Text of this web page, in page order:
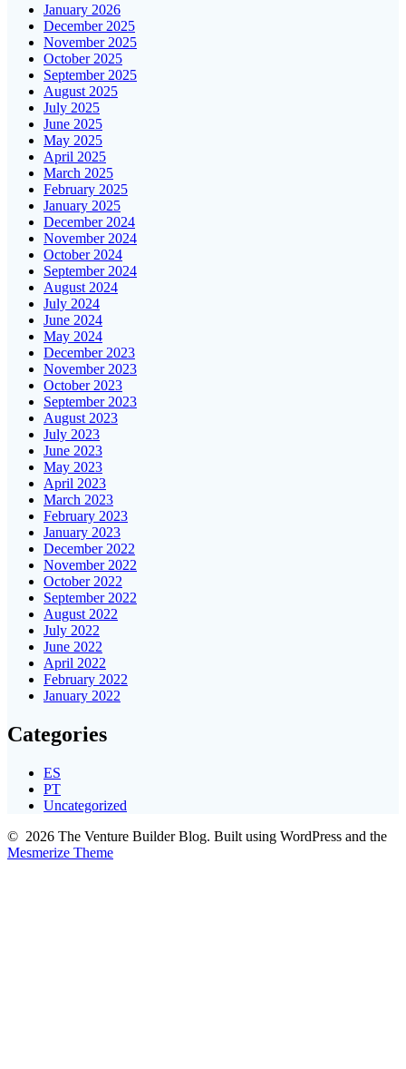
January 2026
December 2025
November 2025
October 2025
September 2025
August 2025
July 2025
June 2025
May 2025
April 2025
March 2025
February 2025
January 2025
December 2024
November 2024
October 2024
September 2024
August 2024
July 2024
June 2024
May 2024
December 2023
November 2023
October 2023
September 2023
August 2023
July 2023
June 2023
May 2023
April 2023
March 2023
February 2023
January 2023
December 2022
November 2022
October 2022
September 2022
August 2022
July 2022
June 2022
April 2022
February 2022
January 2022
Categories
ES
PT
Uncategorized
© 2026 The Venture Builder Blog. Built using WordPress and the
Mesmerize Theme